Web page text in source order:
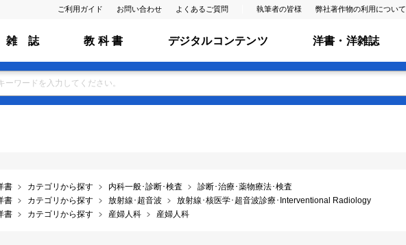
ご利用ガイド お問い合わせ よくあるご質問 執筆者の皆様 弊社著作物の利用について
雑 誌 教 科 書 デジタルコンテンツ 洋書・洋雑誌
書 カテゴリから探す 内科一般･診断･検査
診断･治療･薬物療法･検査
書
カテゴリから探す 放射線･超音波
放射線･核医学･超音波診療･Interventional Radiology
書
カテゴリから探す 産婦人科 産婦人科